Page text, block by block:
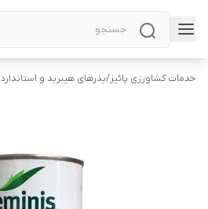
خدمات کشاورزی پائیز/بذرهای هیبرید و استاندارد